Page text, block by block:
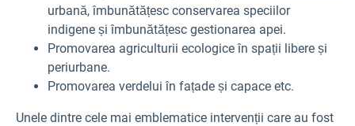
urbană, îmbunătățesc conservarea speciilor
indigene și îmbunătățesc gestionarea apei.
Promovarea agriculturii ecologice în spații libere și
periurbane.
Promovarea verdelui în fațade și capace etc.
Unele dintre cele mai emblematice intervenții care au fost